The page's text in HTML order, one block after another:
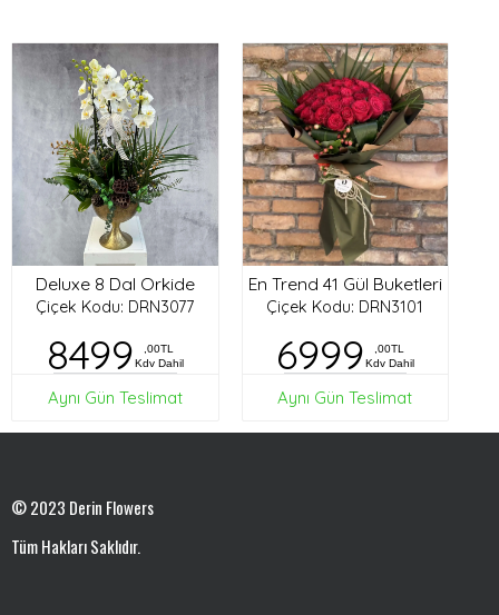
Deluxe 8 Dal Orkide
Çiçek Kodu: DRN3077
8499
,00TL
Kdv Dahil
Aynı Gün Teslimat
En Trend 41 Gül Buketleri
Çiçek Kodu: DRN3101
6999
,00TL
Kdv Dahil
Aynı Gün Teslimat
© 2023 Derin Flowers
Tüm Hakları Saklıdır.